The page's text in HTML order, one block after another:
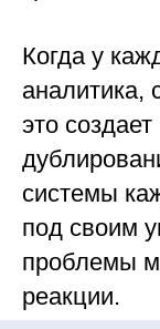
Когда у
аналитика,
это
системы
под своим
проблемы
реакции.